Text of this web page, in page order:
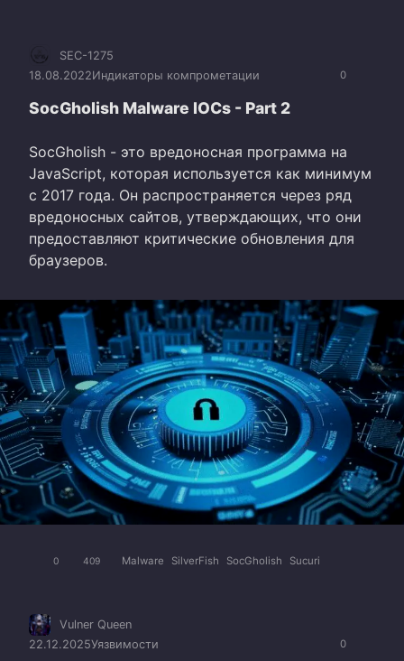
0
SEC-1275
18.08.2022Индикаторы компрометации
SocGholish Malware IOCs - Part 2
SocGholish - это вредоносная программа на
JavaScript, которая используется как минимум
с 2017 года. Он распространяется через ряд
вредоносных сайтов, утверждающих, что они
предоставляют критические обновления для
браузеров.
0 409 Malware SilverFish SocGholish Sucuri
0
Vulner Queen
22.12.2025Уязвимости